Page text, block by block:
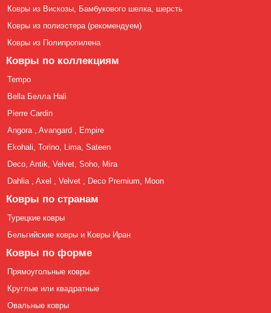
Ковры из Вискозы, Бамбукового шелка, шерсть
Ковры из полиэстера (рекомендуем)
Ковры из Полипропилена
Ковры по коллекциям
Tempo
Bella Белла Hali
Pierre Cardin
Angora , Avangard , Empire
Ekohali, Torino, Lima, Sateen
Deco, Antik, Velvet, Soho, Mira
Dahlia , Axel , Velvet , Deco Premium, Moon
Ковры по странам
Турецкие ковры
Бельгийские ковры и Ковры Иран
Ковры по форме
Прямоугольные ковры
Круглые или квадратные
Овальные ковры